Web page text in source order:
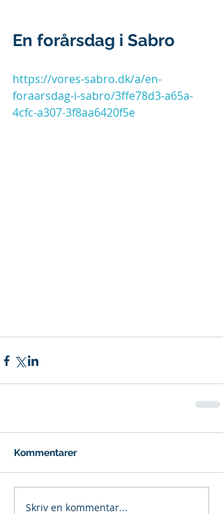
En forårsdag i Sabro
https://vores-sabro.dk/a/en-
foraarsdag-i-sabro/3ffe78d3-a65a-
4cfc-a307-3f8aa6420f5e
Kommentarer
Skriv en kommentar...